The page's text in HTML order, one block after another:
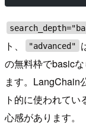
ト、
"advanced"
の無料枠でbasic
ます。LangChain
ト的に使われて
心感があります。